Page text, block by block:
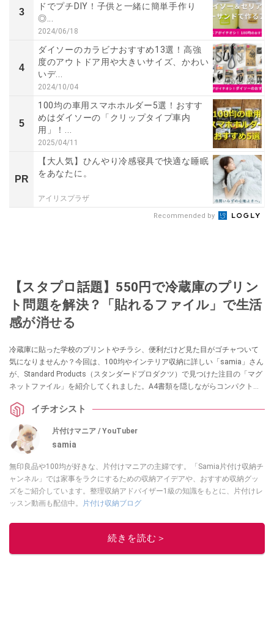
3
ドでプチDIY！子供と一緒に簡単手作り
◎...
2024/06/18
4
ダイソーのカラビナおすすめ13選！高強
度のアウトドア用や大きいサイズ、かわい
いデ...
2024/10/04
5
100均の車用スマホホルダー5選！おすす
めはダイソーの「クリップタイプ車内
用」！...
2025/04/11
PR
【大人気】ひんやり冷感寝具で快適な睡眠
をあなたに。
アイリスプラザ
Recommended by
【スタプロ話題】550円で冷蔵庫のプリン
ト問題を解決？「貼れるファイル」で生活
感が消せる
冷蔵庫に貼った学校のプリントやチラシ、便利だけど見た目がゴチャついて
気になりませんか？今回は、100均やインテリア収納に詳しい「samia」さん
が、Standard Products（スタンダードプロダクツ）で見つけた注目の「マグ
ネットファイル」を紹介してくれました。A4書類を隠しながらコンパクトに
なくしたい方は必見の神アイテムです。
イチオシスト
片付けマニア / YouTuber
samia
無印良品や100均が好きな、片付けマニアの主婦です。「Samia片付け収納チ
ャンネル」では家事をラクにするための収納アイデアや、おすすめ収納グッ
ズをご紹介しています。整理収納アドバイザー1級の知識をもとに、片付けレ
ッスン動画も配信中。
片付け収納ブログ
このイチオシストの他の記事を読む
続きを読む＞